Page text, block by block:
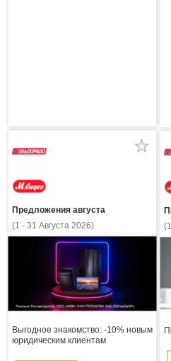
Предложения августа
(1 - 31 Августа 2026)
Выгодное знакомство: -10% новым
юридическим клиентам